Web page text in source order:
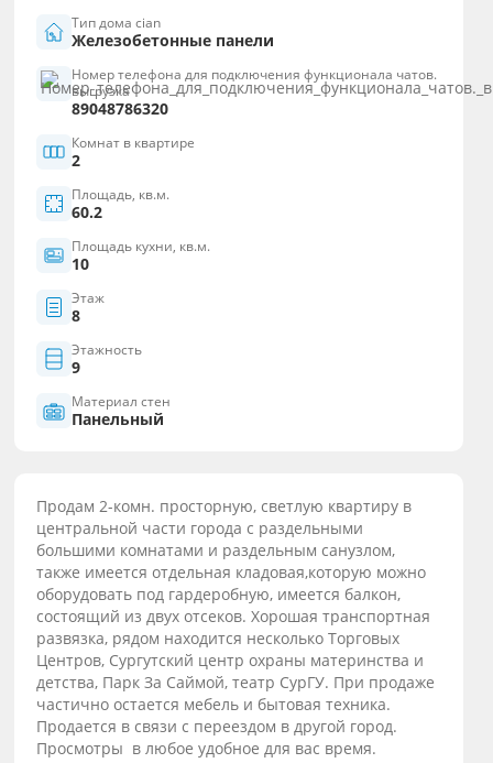
Тип дома cian
Железобетонные панели
Номер телефона для подключения функционала чатов.
выгрузка
89048786320
Комнат в квартире
2
Площадь, кв.м.
60.2
Площадь кухни, кв.м.
10
Этаж
8
Этажность
9
Материал стен
Панельный
Продам 2-комн. просторную, светлую квартиру в
центральной части города с раздельными
большими комнатами и раздельным санузлом,
также имеется отдельная кладовая,которую можно
оборудовать под гардеробную, имеется балкон,
состоящий из двух отсеков. Хорошая транспортная
развязка, рядом находится несколько Торговых
Центров, Сургутский центр охраны материнства и
детства, Парк За Саймой, театр СурГУ. При продаже
частично остается мебель и бытовая техника.
Продается в связи с переездом в другой город.
Просмотры в любое удобное для вас время.